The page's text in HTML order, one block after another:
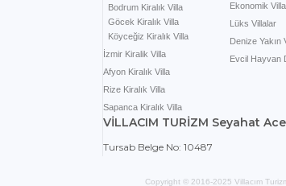
Bodrum Kiralık Villa
Göcek Kiralık Villa
Köyceğiz Kiralık Villa
İzmir Kiralik Villa
Afyon Kiralık Villa
Rize Kiralık Villa
Sapanca Kiralık Villa
Ekonomik
Lüks Villalar
Denize Yakın
Evcil Hayvan
VİLLACIM TURİZM Seyahat
Tursab Belge No: 10487
Copyright © 2016-2025 Villacım